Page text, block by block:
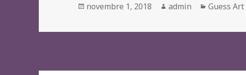
Posted
novembre 1, 2018 Author
admin Guess Art